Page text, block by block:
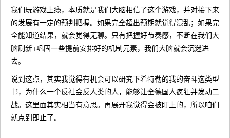
我们玩游戏上瘾，本质就是我们大脑相信了这个游戏，并对接下来
的发展有一定的预判把握。如果完全超出预期就觉得混乱；如果完
全能知道结果，就会觉得无聊。只有把握好节奏感，不断在我们大
脑刷新+巩固一些提前安排好的机制元素，我们大脑就会沉迷进
去。
说到这点，其实我觉得有机会可以研究下希特勒的我的奋斗这类型
书，为什么一个反社会反人类的人，能够让全德国人疯狂并发动二
战。这里面其实相当有意思。再展开我觉得会被盯上的，所以咱们
就点到即止了。